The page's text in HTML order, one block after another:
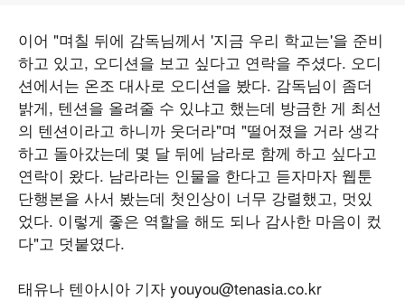
이어 "며칠 뒤에 감독님께서 '지금 우리 학교는'을 준비
하고 있고, 오디션을 보고 싶다고 연락을 주셨다. 오디
션에서는 온조 대사로 오디션을 봤다. 감독님이 좀더
밝게, 텐션을 올려줄 수 있냐고 했는데 방금한 게 최선
의 텐션이라고 하니까 웃더라"며 "떨어졌을 거라 생각
하고 돌아갔는데 몇 달 뒤에 남라로 함께 하고 싶다고
연락이 왔다. 남라라는 인물을 한다고 듣자마자 웹툰
단행본을 사서 봤는데 첫인상이 너무 강렬했고, 멋있
었다. 이렇게 좋은 역할을 해도 되나 감사한 마음이 컸
다"고 덧붙였다.
태유나 텐아시아 기자 youyou@tenasia.co.kr